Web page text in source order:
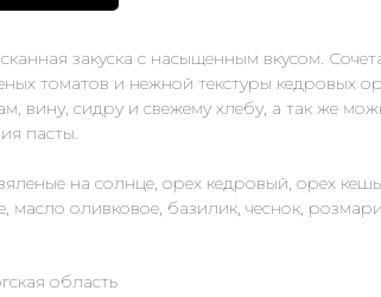
закуска с насыщенным вкусом.
томатов и нежной текстуры кедровых
вину, сидру и свежему хлебу, а так же
пасты.
на солнце, орех кедровый, орех
масло оливковое, базилик, чеснок,
область